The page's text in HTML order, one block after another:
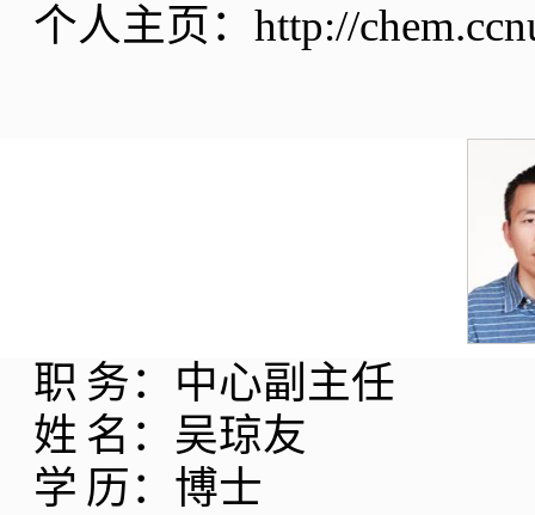
个人主页： http://
职 务：中心副主任
姓 名：吴琼友
学 历：博士